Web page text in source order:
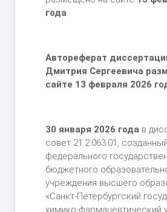
года.
Автореферат
Дмитрия Сергеевича
сайте 13 февраля 2026
30 января 2026 года в
совет 21.2.063.01,
федерального
бюджетного
учреждения высшего
«Санкт-Петербургский
химико-фармацевтический